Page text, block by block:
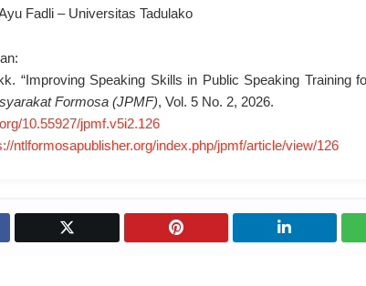
Fadli – Universitas Tadulako
“Improving Speaking Skills in Public Speaking Training
Formosa (JPMF), Vol. 5 No. 2, 2026.
10.55927/jpmf.v5i2.126
ntlformosapublisher.org/index.php/jpmf/article/view/126